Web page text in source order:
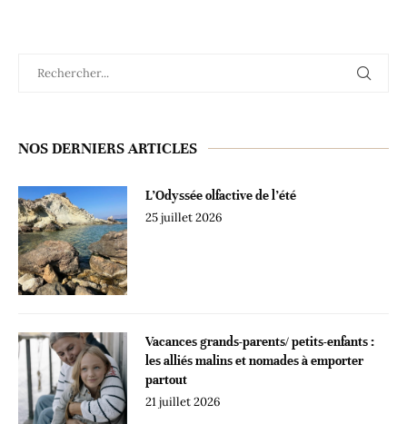
NOS DERNIERS ARTICLES
L’Odyssée olfactive de l’été
25 juillet 2026
Vacances grands-parents/ petits-enfants :
les alliés malins et nomades à emporter
partout
21 juillet 2026